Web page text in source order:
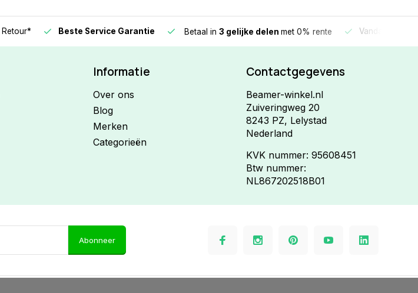
Retour* Beste Service Garantie Betaal in 3 gelijke delen met 0% rente Vandaag
Informatie
Over ons
Blog
Merken
Categorieën
Contactgegevens
Beamer-winkel.nl
Zuiveringweg 20
8243 PZ, Lelystad
Nederland
KVK nummer: 95608451
Btw nummer:
NL867202518B01
Abonneer